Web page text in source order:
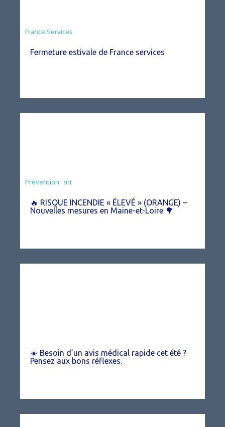
France Services
Fermeture estivale de France services
Agriculture
Arrêté
Environnement
Prévention
🔥 RISQUE INCENDIE « ÉLEVÉ » (ORANGE) –
Nouvelles mesures en Maine-et-Loire 🌳
☀️ Besoin d’un avis médical rapide cet été ?
Pensez aux bons réflexes.